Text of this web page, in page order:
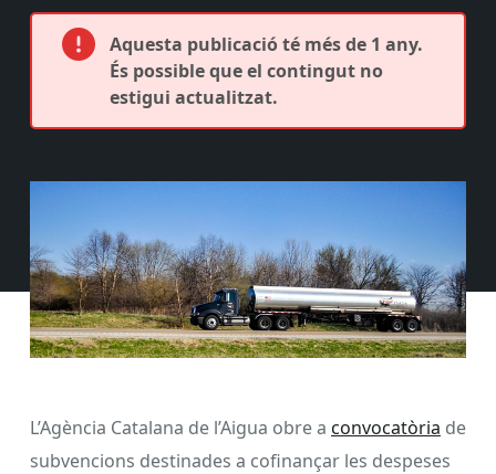
Aquesta publicació té més de 1 any.
És possible que el contingut no
estigui actualitzat.
L’Agència Catalana de l’Aigua obre a convocatòria de
subvencions destinades a cofinançar les despeses